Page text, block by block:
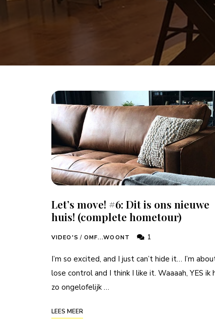
Let’s move! #6: Dit is ons nieuwe
huis! (complete hometour)
VIDEO'S / OMF...WOONT 1
I’m so excited, and I just can’t hide it… I’m
lose control and I think I like it. Waaaah, YES ik
zo ongelofelijk …
LEES MEER